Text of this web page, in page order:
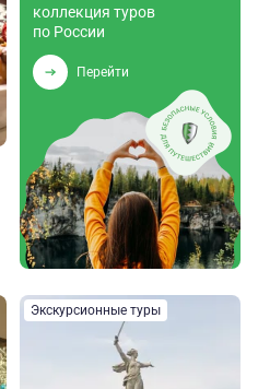
коллекция туров
по России
Перейти
Экскурсионные туры